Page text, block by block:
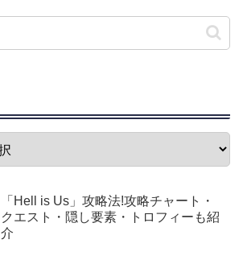
「Hell is Us」攻略法!攻略チャート・
クエスト・隠し要素・トロフィーも紹
介